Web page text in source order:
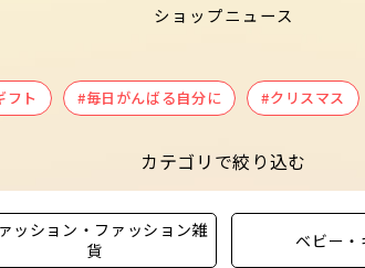
ショップニュース
フト #毎日がんばる自分に #クリスマス
カテゴリで絞り込む
ッション・ファッション雑
貨
ベビー・